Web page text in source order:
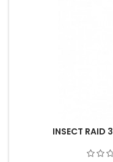
INSECT RAID